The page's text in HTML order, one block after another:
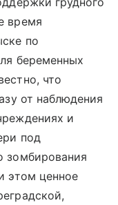
время
по
беременных
что
от наблюдения
и
под
зомбирования
этом ценное